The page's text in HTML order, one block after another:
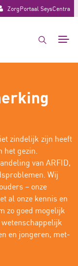
ZorgPortaal SeysCentra
zindelijk zijn heeft
het gezin.
van ARFID,
Wij
– onze
al onze kennis en
zo goed mogelijk
en jongeren, met-